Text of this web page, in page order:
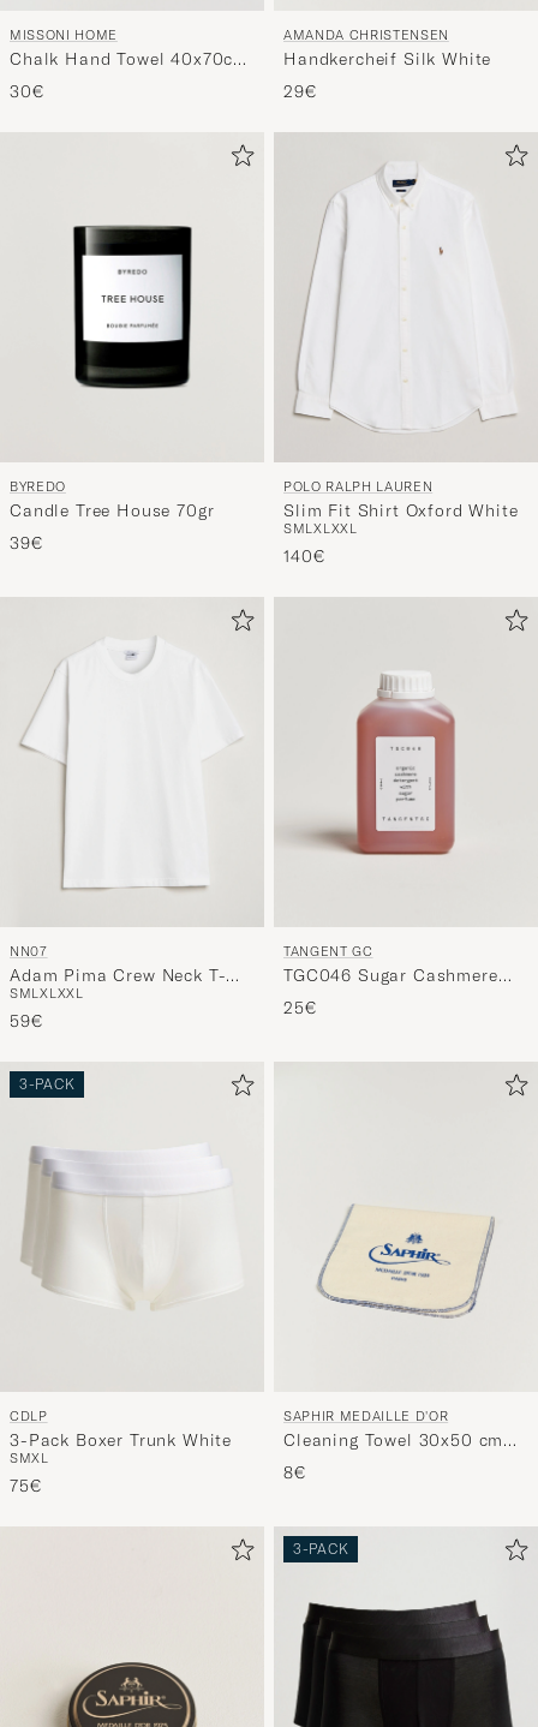
MISSONI HOME
Chalk Hand Towel 40x70cm
Beige
30€
AMANDA CHRISTENSEN
Handkercheif Silk White
29€
BYREDO
Candle Tree House 70gr
39€
POLO RALPH LAUREN
Slim Fit Shirt Oxford White
SMLXLXXL
140€
NN07
Adam Pima Crew Neck T-
Shirt White
SMLXLXXL
59€
TANGENT GC
TGC046 Sugar Cashmere
Detergent
25€
3-PACK
CDLP
3-Pack Boxer Trunk White
SMXL
75€
SAPHIR MEDAILLE D'OR
Cleaning Towel 30x50 cm
White
8€
3-PACK